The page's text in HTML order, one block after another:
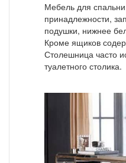
Мебель для
принадлежности,
подушки, нижнее
Кроме ящиков
Столешница часто
туалетного столика.